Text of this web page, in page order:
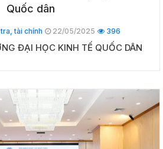
Quốc dân
tài chính 22/05/2025 396
ĐẠI HỌC KINH TẾ QUỐC DÂN